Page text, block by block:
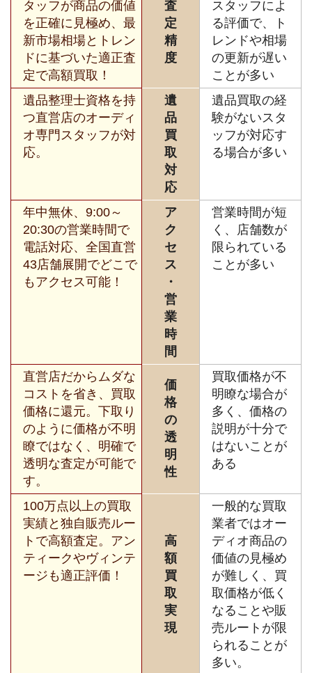
タッフが商品の価値
を正確に見極め、最
新市場相場とトレン
ドに基づいた適正査
定で高額買取！
査
定
精
度
スタッフによ
る評価で、ト
レンドや相場
の更新が遅い
ことが多い
遺品整理士資格を持
つ直営店のオーディ
オ専門スタッフが対
応。
遺
品
買
取
対
応
遺品買取の経
験がないスタ
ッフが対応す
る場合が多い
年中無休、9:00～
20:30の営業時間で
電話対応、全国直営
43店舗展開でどこで
もアクセス可能！
ア
ク
セ
ス
・
営
業
時
間
営業時間が短
く、店舗数が
限られている
ことが多い
直営店だからムダな
コストを省き、買取
価格に還元。下取り
のように価格が不明
瞭ではなく、明確で
透明な査定が可能で
す。
価
格
の
透
明
性
買取価格が不
明瞭な場合が
多く、価格の
説明が十分で
はないことが
ある
100万点以上の買取
実績と独自販売ルー
トで高額査定。アン
ティークやヴィンテ
ージも適正評価！
高
額
買
取
実
現
一般的な買取
業者ではオー
ディオ商品の
価値の見極め
が難しく、買
取価格が低く
なることや販
売ルートが限
られることが
多い。